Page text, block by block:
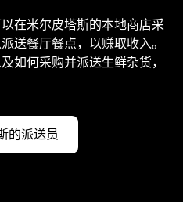
在米尔皮塔斯的本地商店采
送餐厅餐点，以赚取收入。
如何采购并派送生鲜杂货，
的派送员